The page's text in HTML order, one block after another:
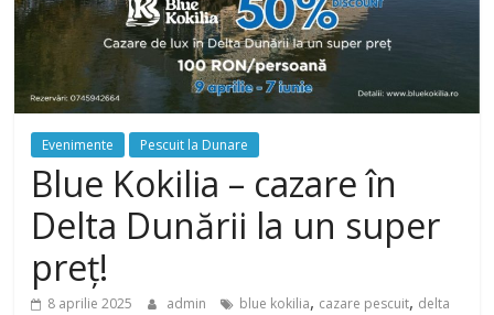
Evenimente Pescuit la Dunare
Blue Kokilia – cazare în
Delta Dunării la un super
preț!
8 aprilie 2025 admin blue kokilia, cazare pescuit, delta